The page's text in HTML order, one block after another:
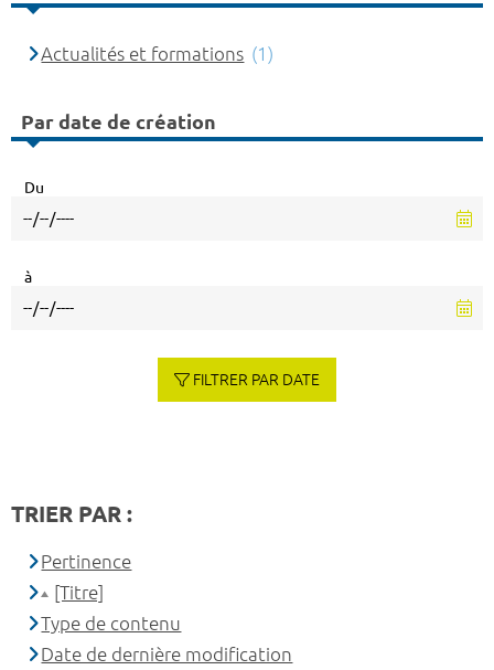
Actualités et formations (1)
Par date de création
Du
à
FILTRER PAR DATE
TRIER PAR :
Pertinence
[Titre]
Type de contenu
Date de dernière modification